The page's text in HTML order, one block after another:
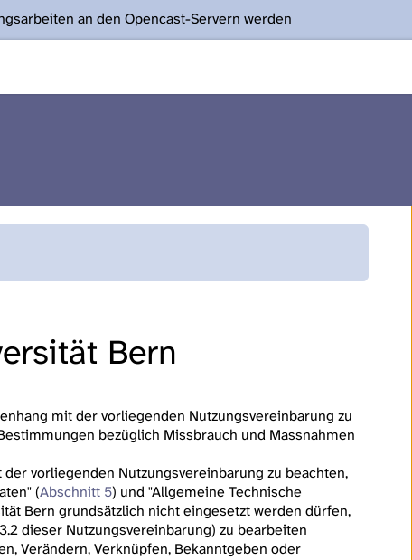
an den Opencast-Servern werden
Bern
mit der vorliegenden Nutzungsvereinbarung zu
bezüglich Missbrauch und Massnahmen
vorliegenden Nutzungsvereinbarung zu beachten,
(Abschnitt 5) und "Allgemeine Technische
Bern grundsätzlich nicht eingesetzt werden dürfen,
dieser Nutzungsvereinbarung) zu bearbeiten
Verändern, Verknüpfen, Bekanntgeben oder